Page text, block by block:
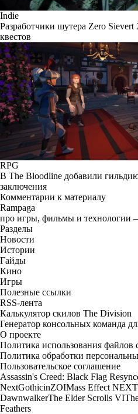
Indie
Разработчики шутера Zero Sievert
квестов
RPG
В The Bloodline добавили
заключения
Комментарии к материалу
Rampaga
про игры, фильмы и технологии
Разделы
Новости
Истории
Гайды
Кино
Игры
Полезные ссылки
RSS-лента
Калькулятор скилов The Division
Генератор консольных команда
О проекте
Политика использования файлов
Политика обработки
Пользовательское соглашение
Assassin's Creed: Black Flag
NextGothicinZOIMass Effect NEXT
DawnwalkerThe Elder Scrolls VI
Feathers